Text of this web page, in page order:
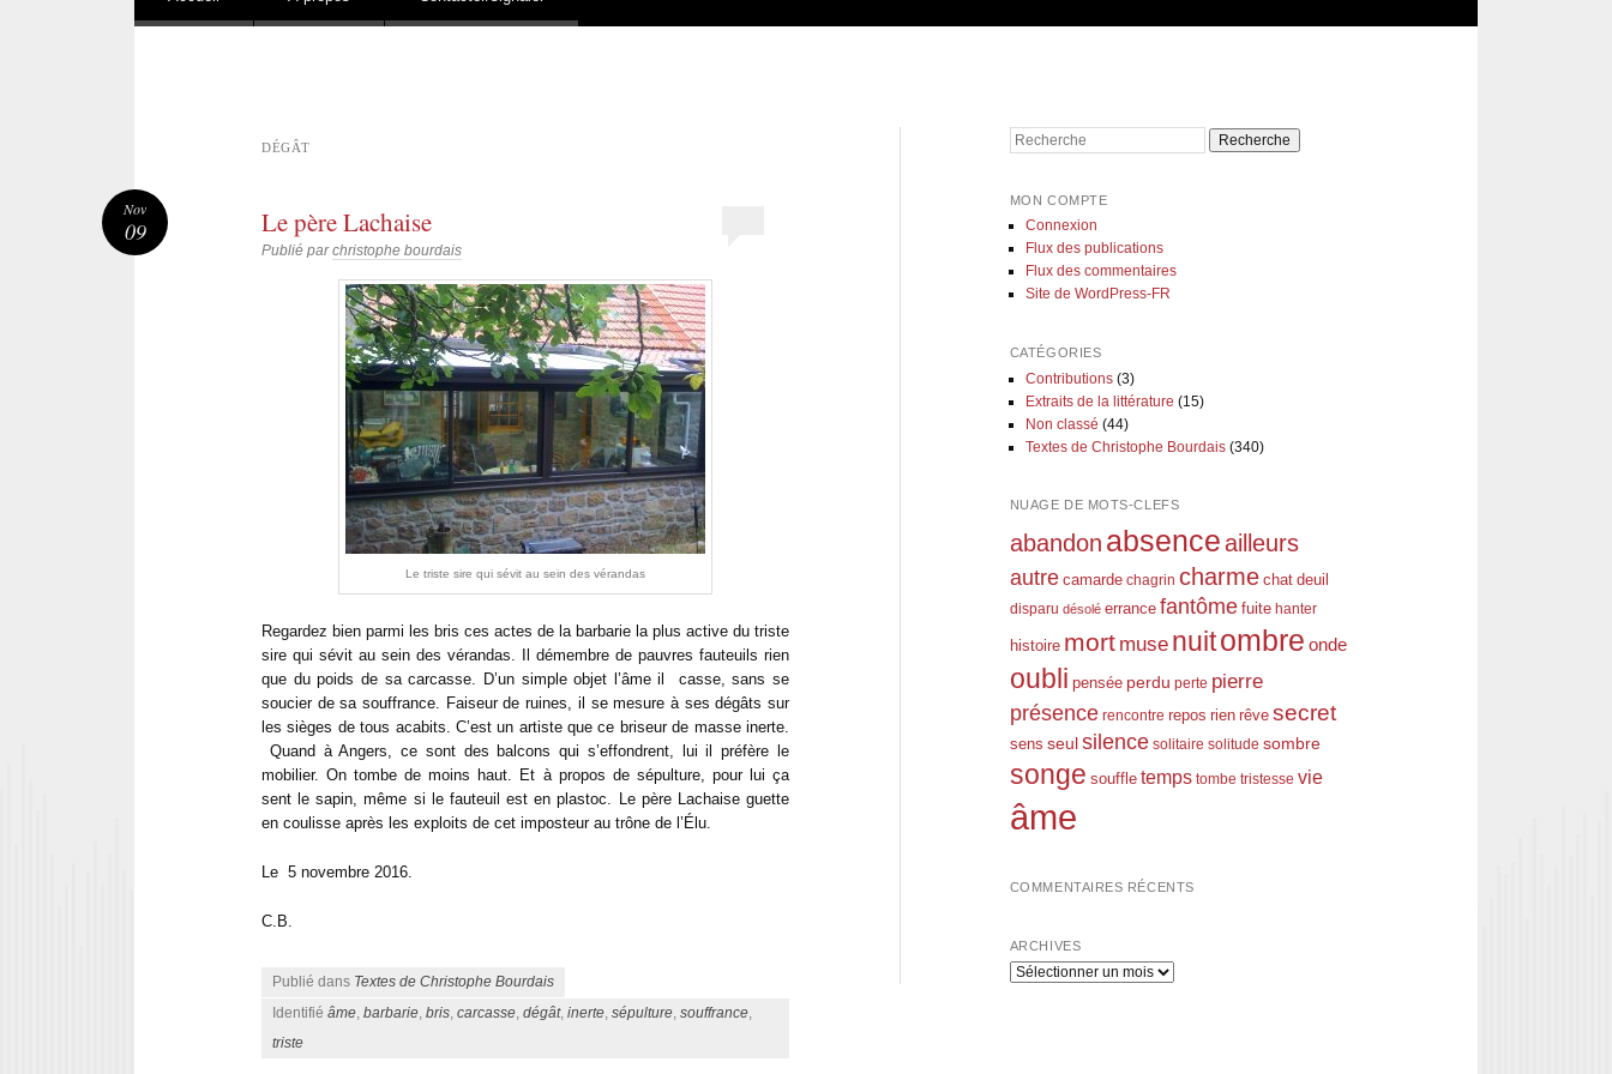
DÉGÂT
Le père Lachaise
Publié parchristophe bourdais
Le triste sire qui sévit au sein des vérandas
Regardez bien parmi les bris ces actes de la barbarie la plus active du triste
sire qui sévit au sein des vérandas. Il démembre de pauvres fauteuils rien
que du poids de sa carcasse. D’un simple objet l’âme il casse, sans se
soucier de sa souffrance. Faiseur de ruines, il se mesure à ses dégâts sur
les sièges de tous acabits. C’est un artiste que ce briseur de masse inerte.
Quand à Angers, ce sont des balcons qui s’effondrent, lui il préfère le
mobilier. On tombe de moins haut. Et à propos de sépulture, pour lui ça
sent le sapin, même si le fauteuil est en plastoc. Le père Lachaise guette
en coulisse après les exploits de cet imposteur au trône de l’Élu.
Le 5 novembre 2016.
C.B.
Publié dans Textes de Christophe Bourdais
Identifié âme, barbarie, bris, carcasse, dégât, inerte, sépulture, souffrance,
triste
Nov
09
Recherche
MON COMPTE
Connexion
Flux des publications
Flux des commentaires
Site de WordPress-FR
CATÉGORIES
Contributions(3)
Extraits de la littérature (15)
Non classé (44)
Textes de Christophe Bourdais(340)
NUAGE DE MOTS-CLEFS
abandon absenceailleurs
autre camarde chagrin charme chat deuil
disparu désolé errance fantôme fuite hanter
histoire mort muse nuitombre onde
oubli pensée perdu perte pierre
présence rencontre repos rien rêve secret
sens seul silence solitaire solitude sombre
songe souffle temps tombe tristesse vie
âme
COMMENTAIRES RÉCENTS
ARCHIVES
Archives